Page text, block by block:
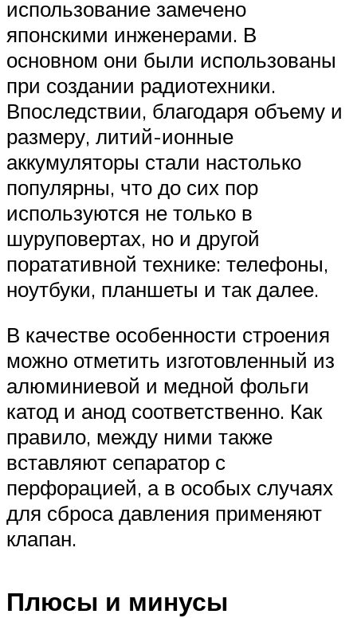
использование замечено
японскими инженерами. В
основном они были использованы
при создании радиотехники.
Впоследствии, благодаря объему и
размеру, литий-ионные
аккумуляторы стали настолько
популярны, что до сих пор
используются не только в
шуруповертах, но и другой
поратативной технике: телефоны,
ноутбуки, планшеты и так далее.
В качестве особенности строения
можно отметить изготовленный из
алюминиевой и медной фольги
катод и анод соответственно. Как
правило, между ними также
вставляют сепаратор с
перфорацией, а в особых случаях
для сброса давления применяют
клапан.
Плюсы и минусы